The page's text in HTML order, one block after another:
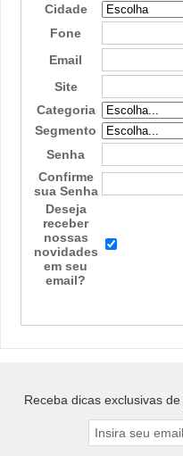
Cidade
Fone
Email
Site
Categoria
Segmento
Senha
Confirme
sua Senha
Deseja
receber
nossas
novidades
em seu
email?
Receba dicas exclusivas